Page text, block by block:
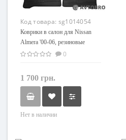
Код товара: sg1014054
Коврики в салон для Nissan
Almera '00-06, резиновые
черные (Stingray)0
1 700 грн.
Нет в наличии